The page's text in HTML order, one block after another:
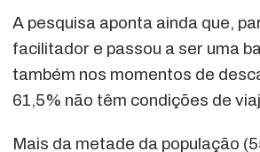
A pesquisa aponta ainda que,
facilitador e passou a ser uma
também nos momentos de
61,5% não têm condições de
Mais da metade da população